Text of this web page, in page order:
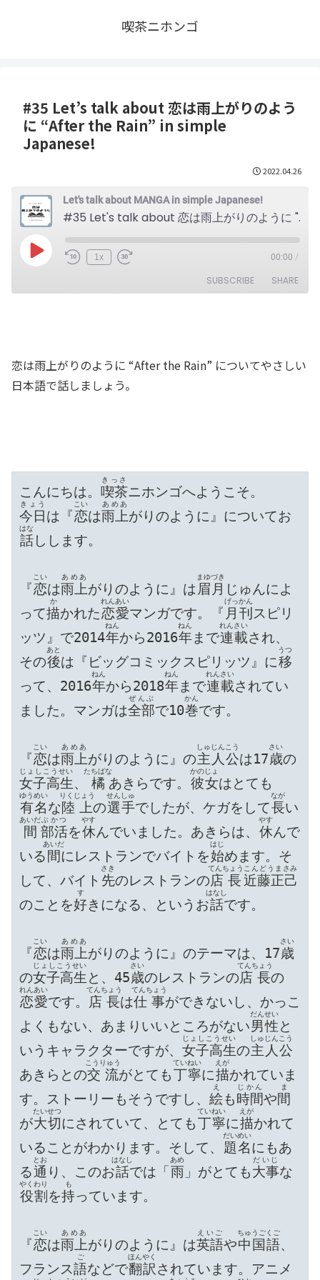
喫茶ニホンゴ
#35 Let’s talk about 恋は雨上がりのよう
に “After the Rain” in simple
Japanese!
2022.04.26
Let's talk about MANGA in simple Japanese!
#35 Let's talk about 恋は雨上がりのように "After the Rain" in simple Japanese!
Play
Episode
1x 00:00 /
SUBSCRIBE SHARE
恋は雨上がりのように “After the Rain” についてやさしい
日本語で話しましょう。
こんにちは。 喫茶
きっさ
今日
きょう
は『恋
こい
は雨上
あめあ
がりのように』についてお
話
はな
しします。
『恋
こい
は雨上
あめあ
がりのように』は眉月
まゆづき
じゅんによ
って描
か
かれた恋愛
れんあい
マンガです。『 月刊
げっかん
スピリ
ッツ』で2014年
ねん
から2016年
ねん
まで連載
れんさい
され、
その後
あと
は『ビッグコミックスピリッツ』に移
うつ
って、2016年
ねん
から2018年
ねん
まで連載
れんさい
されてい
ました。マンガは全部
ぜんぶ
で10巻
かん
です。
『恋
こい
は雨上
あめあ
がりのように』の主人公
しゅじんこう
は17歳
さい
の
女子高生
じょしこうせい
、 橘
たちばな
あきらです。 彼女
かのじょ
はとても
有名
ゆうめい
な陸上
りくじょう
の選手
せんしゅ
でしたが、ケガをして長
なが
い
間
あいだ
部活
ぶかつ
を休
やす
んでいました。あきらは、 休
やす
んで
いる 間
あいだ
にレストランでバイトを始
はじ
めます。そ
して、バイト 先
さき
のレストランの店長
てんちょう
近藤正己
こんどうまさみ
のことを好
す
きになる、というお話
はなし
です。
『恋
こい
は雨上
あめあ
がりのように』のテーマは、17歳
さい
の女子高生
じょしこうせい
と、45歳
さい
のレストランの店長
てんちょう
の
恋愛
れんあい
です。 店長
てんちょう
は仕事
てんちょう
ができないし、かっこ
よくもない、あまりいいところがない男性
だんせい
と
いうキャラクターですが、 女子高生
じょしこうせい
の主人公
しゅじんこう
あきらとの交流
こうりゅう
がとても丁寧
ていねい
に描
えが
かれていま
す。ストーリーもそうですし、 絵
え
も時間
じかん
や間
ま
が大切
たいせつ
にされていて、とても丁寧
ていねい
に描
えが
かれて
いることがわかります。そして、 題名
だいめい
にもあ
る通
とお
り、このお話
はなし
では「雨
あめ
」がとても大事
だいじ
な
役割
やくわり
を持
も
っています。
『恋
こい
は雨上
あめあ
がりのように』は英語
えいご
や中国語
ちゅうごくご
、
フランス語
ご
などで翻訳
ほんやく
されています。アニメ